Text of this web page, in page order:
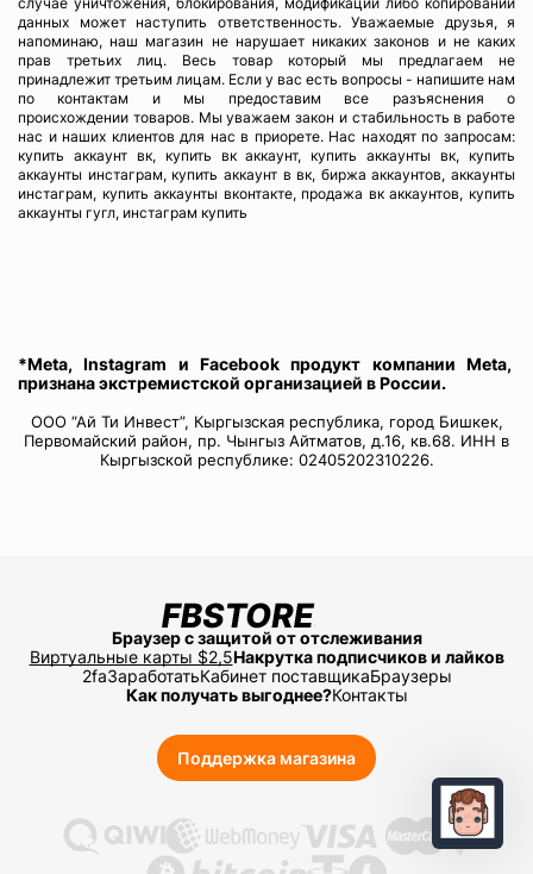
данных может наступить ответственность. Уважаемые друзья, я
напоминаю, наш магазин не нарушает никаких законов и не каких
прав третьих лиц. Весь товар который мы предлагаем не
принадлежит третьим лицам. Если у вас есть вопросы - напишите нам
по контактам и мы предоставим все разъяснения о
происхождении товаров. Мы уважаем закон и стабильность в работе
нас и наших клиентов для нас в приорете. Нас находят по запросам:
купить аккаунт вк, купить вк аккаунт, купить аккаунты вк, купить
аккаунты инстаграм, купить аккаунт в вк, биржа аккаунтов, аккаунты
инстаграм, купить аккаунты вконтакте, продажа вк аккаунтов, купить
аккаунты гугл, инстаграм купить
*Meta, Instagram и Facebook продукт компании Meta,
признана экстремистской организацией в России.
ООО “Ай Ти Инвест”, Кыргызская республика, город Бишкек,
Первомайский район, пр. Чынгыз Айтматов, д.16, кв.68. ИНН в
Кыргызской республике: 02405202310226.
Браузер с защитой от отслеживания
Виртуальные карты $2,5Накрутка подписчиков и лайков
2faЗаработатьКабинет поставщикаБраузеры
Как получать выгоднее?Контакты
Поддержка магазина